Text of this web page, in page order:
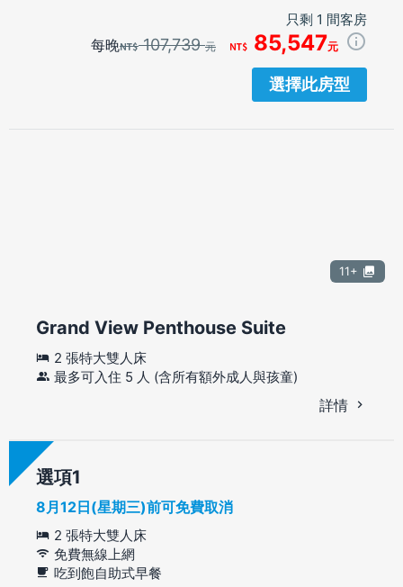
只剩 1 間客房
每晚 107,739元 85,547元
選擇此房型
11+
Grand View Penthouse Suite
2 張特大雙人床
最多可入住 5 人 (含所有額外成人與孩童)
詳情
選項
8月12日(星期三)前可免費取消
2 張特大雙人床
免費無線上網
吃到飽自助式早餐